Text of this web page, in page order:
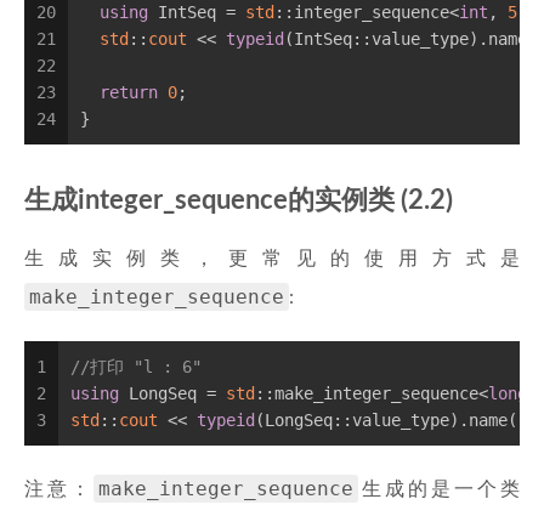
20
21
22
23
24
using IntSeq = std ::integer_sequence<int , 5
std :: cout << typeid
return 0;
}
生成integer_sequence的实例类 (2.2)
生成实例类，更常见的使用方式是
make_integer_sequence :
1
2
3
//打印 "l : 6"
using LongSeq = std ::make_integer_sequence<long
std :: cout << typeid (LongSeq::value_type).name()
注意： make_integer_sequence 生成的是一个类